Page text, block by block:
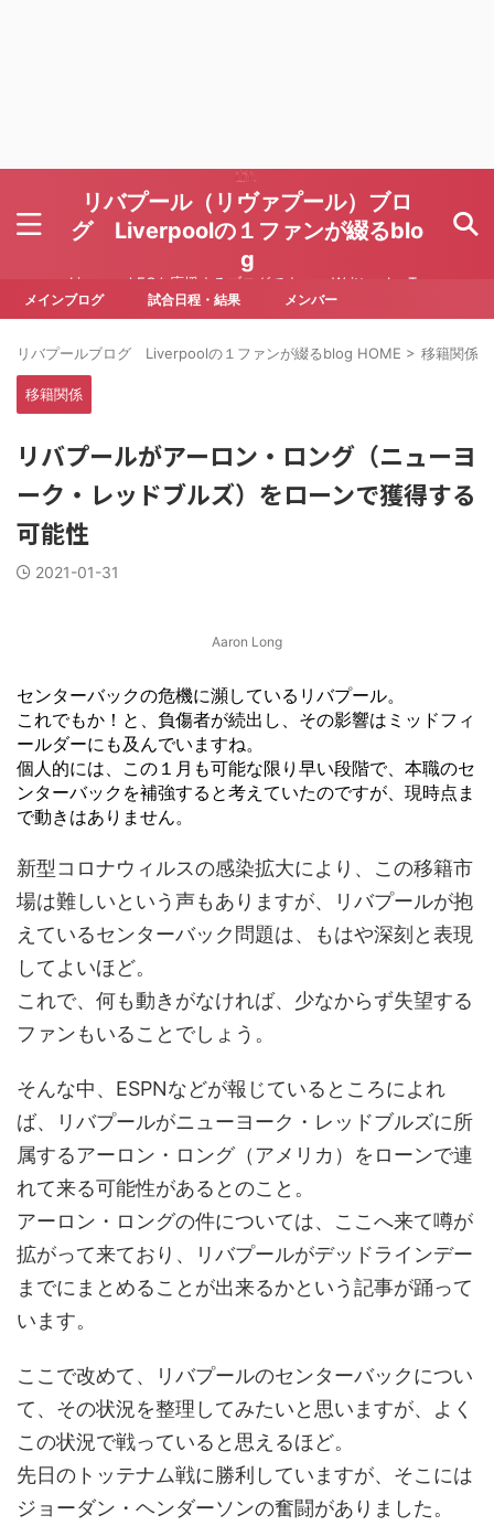
リバプール（リヴァプール）ブロ
グ Liverpoolの１ファンが綴るblo
g
Liverpool FCを応援するブログです Written by To
ru Yoda
メインブログ 試合日程・結果 メンバー
リバプールブログ Liverpoolの１ファンが綴るblog HOME > 移籍関係
移籍関係
リバプールがアーロン・ロング（ニューヨ
ーク・レッドブルズ）をローンで獲得する
可能性
2021-01-31
Aaron Long
センターバックの危機に瀕しているリバプール。
これでもか！と、負傷者が続出し、その影響はミッドフィ
ールダーにも及んでいますね。
個人的には、この１月も可能な限り早い段階で、本職のセ
ンターバックを補強すると考えていたのですが、現時点ま
で動きはありません。
新型コロナウィルスの感染拡大により、この移籍市
場は難しいという声もありますが、リバプールが抱
えているセンターバック問題は、もはや深刻と表現
してよいほど。
これで、何も動きがなければ、少なからず失望する
ファンもいることでしょう。
そんな中、ESPNなどが報じているところによれ
ば、リバプールがニューヨーク・レッドブルズに所
属するアーロン・ロング（アメリカ）をローンで連
れて来る可能性があるとのこと。
アーロン・ロングの件については、ここへ来て噂が
拡がって来ており、リバプールがデッドラインデー
までにまとめることが出来るかという記事が踊って
います。
ここで改めて、リバプールのセンターバックについ
て、その状況を整理してみたいと思いますが、よく
この状況で戦っていると思えるほど。
先日のトッテナム戦に勝利していますが、そこには
ジョーダン・ヘンダーソンの奮闘がありました。